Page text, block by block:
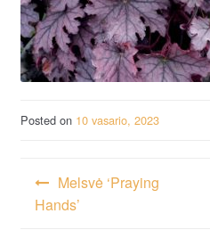
Posted on 10 vasario, 2023
Navigacija
tarp
Melsvė ‘Praying
Hands’